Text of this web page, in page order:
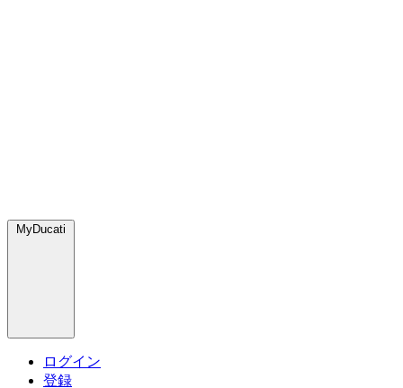
MyDucati
ログイン
登録